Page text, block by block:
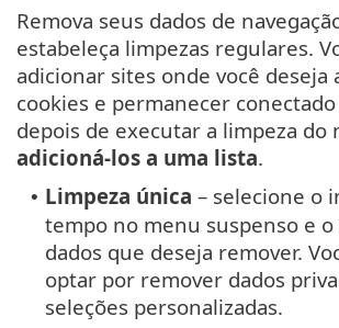
Remova seus dados de
estabeleça limpezas regulares.
adicionar sites onde você deseja
cookies e permanecer
depois de executar a limpeza do
adicioná-los a uma lista.
• Limpeza única – selecione o
tempo no menu suspenso e
dados que deseja remover.
optar por remover dados
seleções personalizadas.